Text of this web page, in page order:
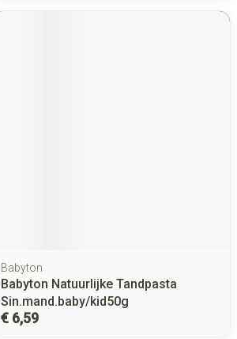
Babyton
Babyton Natuurlijke Tandpasta
Sin.mand.baby/kid50g
€ 6,59